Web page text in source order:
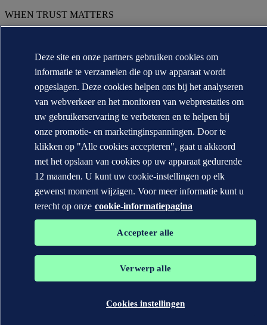
WHEN TRUST MATTERS
Deze site en onze partners gebruiken cookies om
informatie te verzamelen die op uw apparaat wordt
opgeslagen. Deze cookies helpen ons bij het analyseren
van webverkeer en het monitoren van webprestaties om
uw gebruikerservaring te verbeteren en te helpen bij
onze promotie- en marketinginspanningen. Door te
klikken op "Alle cookies accepteren", gaat u akkoord
met het opslaan van cookies op uw apparaat gedurende
12 maanden. U kunt uw cookie-instellingen op elk
gewenst moment wijzigen. Voor meer informatie kunt u
terecht op onze cookie-informatiepagina
Accepteer alle
Verwerp alle
Cookies instellingen